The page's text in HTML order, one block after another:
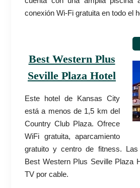
conexión Wi-Fi gratuita en todo el
Best Western Plus
Seville Plaza Hotel
Este hotel de Kansas City
está a menos de 1,5 km del
Country Club Plaza. Ofrece
WiFi gratuita, aparcamiento
gratuito y centro de fitness. Las
Best Western Plus Seville Plaza
TV por cable.